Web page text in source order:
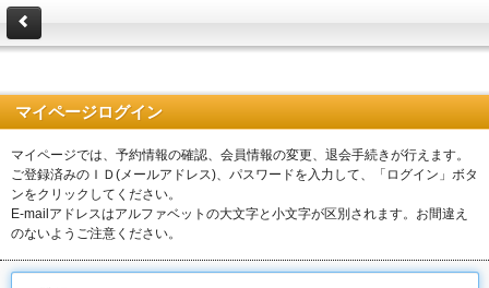
マイページログイン
マイページでは、予約情報の確認、会員情報の変更、退会手続きが行えます。
ご登録済みのＩＤ(メールアドレス)、パスワードを入力して、「ログイン」ボタ
ンをクリックしてください。
E-mailアドレスはアルファベットの大文字と小文字が区別されます。お間違え
のないようご注意ください。